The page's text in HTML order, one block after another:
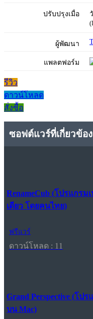
ปรับปรุงเมื่อ
ผู้พัฒนา
แพลตฟอร์ม
รีวิว
ดาวน์โหลด
สั่งซื้อ
ซอฟต์แวร์ที่เกี่ยวข้อง
RenameCub (โปรแกร
เดียว โดยคนไทย)
ฟรีแวร์
ดาวน์โหลด : 11
Grand Perspective (โ
บน Mac)